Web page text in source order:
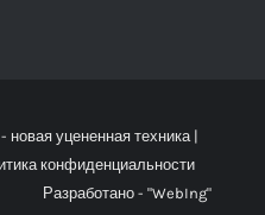
- новая уцененная техника |
конфиденциальности
Разработано - "WebIng"